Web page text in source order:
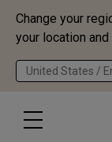
Change your
your location
United States /